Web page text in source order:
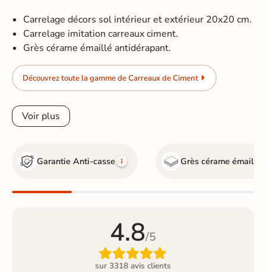
Carrelage décors sol intérieur et extérieur 20x20 cm.
Carrelage imitation carreaux ciment.
Grès cérame émaillé antidérapant.
Découvrez toute la gamme de Carreaux de Ciment
Voir plus
Garantie Anti-casse Grès cérame émaillé
4.8/5

sur 3318 avis clients